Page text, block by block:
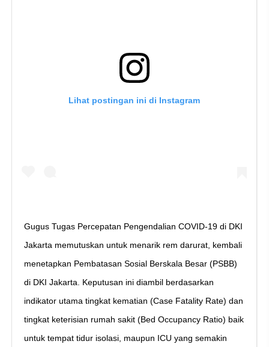
Lihat postingan ini di Instagram
Gugus Tugas Percepatan Pengendalian COVID-19 di DKI
Jakarta memutuskan untuk menarik rem darurat, kembali
menetapkan Pembatasan Sosial Berskala Besar (PSBB)
di DKI Jakarta. Keputusan ini diambil berdasarkan
indikator utama tingkat kematian (Case Fatality Rate) dan
tingkat keterisian rumah sakit (Bed Occupancy Ratio) baik
untuk tempat tidur isolasi, maupun ICU yang semakin